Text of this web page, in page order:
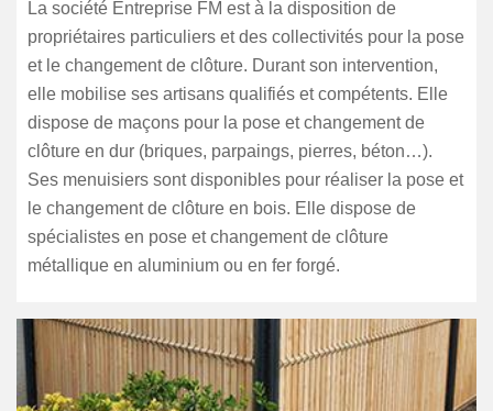
La société Entreprise FM est à la disposition de
propriétaires particuliers et des collectivités pour la pose
et le changement de clôture. Durant son intervention,
elle mobilise ses artisans qualifiés et compétents. Elle
dispose de maçons pour la pose et changement de
clôture en dur (briques, parpaings, pierres, béton…).
Ses menuisiers sont disponibles pour réaliser la pose et
le changement de clôture en bois. Elle dispose de
spécialistes en pose et changement de clôture
métallique en aluminium ou en fer forgé.